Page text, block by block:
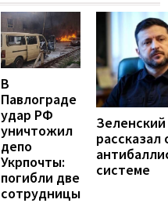
В
Павлограде
удар РФ
уничтожил
депо
Укрпочты:
погибли две
сотрудницы
Зеленский
рассказал
системе